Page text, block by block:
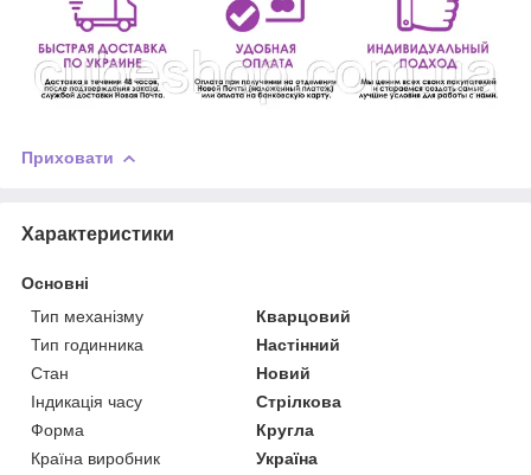
Приховати
Характеристики
Основні
Тип механізму
Кварцовий
Тип годинника
Настінний
Стан
Новий
Індикація часу
Стрілкова
Форма
Кругла
Країна виробник
Україна